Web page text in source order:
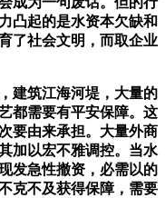
凸起的是水资本欠缺和
了社会文明，而取企业
筑江海河堤，大量的
都需要有平安保障。这
要由来承担。大量外商
加以宏不雅调控。当水
发急性撤资，必需以的
克不及获得保障，需要